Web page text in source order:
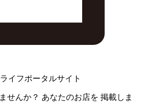
イフポータルサイト
せんか？ あなたのお店を 掲載しま